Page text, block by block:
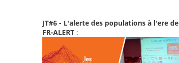
JT#6 - L'alerte des populations à l'ere de
FR-ALERT :